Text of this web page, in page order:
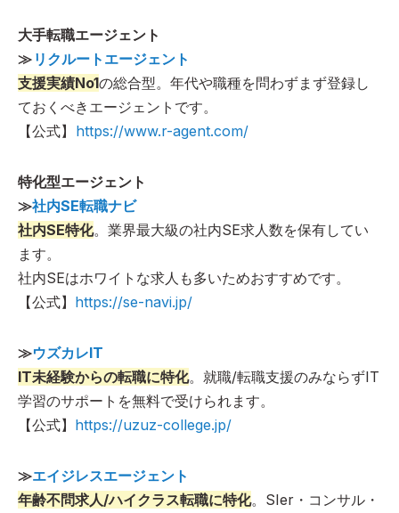
大手転職エージェント
≫ リクルートエージェント
支援実績No1の総合型。年代や職種を問わずまず登録し
ておくべきエージェントです。
【公式】 https://www.r-agent.com/
特化型エージェント
≫社内SE転職ナビ
社内SE特化。業界最大級の社内SE求人数を保有してい
ます。
社内SEはホワイトな求人も多いためおすすめです。
【公式】 https://se-navi.jp/
≫ウズカレIT
IT未経験からの転職に特化。就職/転職支援のみならずIT
学習のサポートを無料で受けられます。
【公式】 https://uzuz-college.jp/
≫エイジレスエージェント
年齢不問求人/ハイクラス転職に特化。SIer・コンサル・